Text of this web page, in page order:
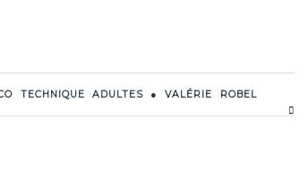
TECHNIQUE ADULTES ● VALÉRIE ROBEL